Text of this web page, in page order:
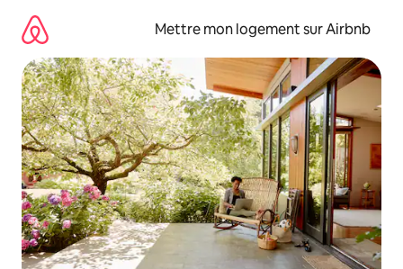
directement
contenu
Mettre mon logement sur Airbnb